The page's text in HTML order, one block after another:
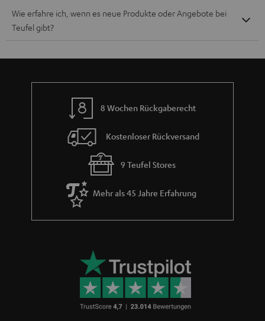
Wie erfahre ich, wenn es neue Produkte oder Angebote bei
Teufel gibt?
8 Wochen Rückgaberecht
Kostenloser Rückversand
9 Teufel Stores
Mehr als 45 Jahre Erfahrung